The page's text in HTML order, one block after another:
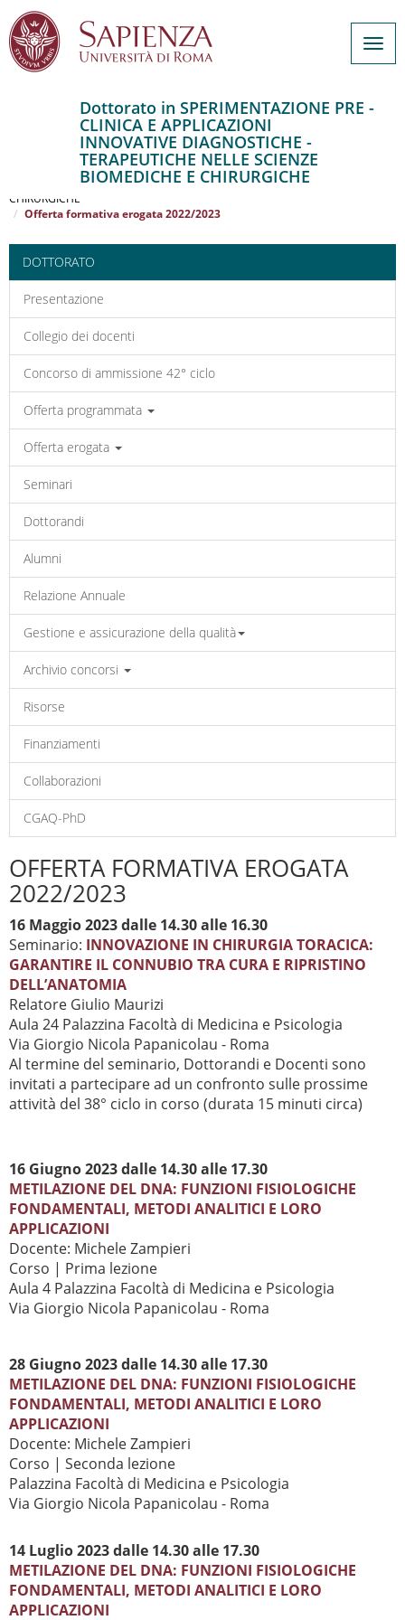
Dottorato in SPERIMENTAZIONE PRE -
CLINICA E APPLICAZIONI
INNOVATIVE DIAGNOSTICHE -
TERAPEUTICHE NELLE SCIENZE
BIOMEDICHE E CHIRURGICHE
SPERIMENTAZIONE PRE - CLINICA E APPLICAZIONI INNOVATIVE
DIAGNOSTICHE - TERAPEUTICHE NELLE SCIENZE BIOMEDICHE E
CHIRURGICHE
Offerta formativa erogata 2022/2023
DOTTORATO
Presentazione
Collegio dei docenti
Concorso di ammissione 42° ciclo
Offerta programmata
Offerta erogata
Seminari
Dottorandi
Alumni
Relazione Annuale
Gestione e assicurazione della qualità
Archivio concorsi
Risorse
Finanziamenti
Collaborazioni
CGAQ-PhD
OFFERTA FORMATIVA EROGATA
2022/2023
16 Maggio 2023 dalle 14.30 alle 16.30
Seminario: INNOVAZIONE IN CHIRURGIA TORACICA:
GARANTIRE IL CONNUBIO TRA CURA E RIPRISTINO
DELL’ANATOMIA
Relatore Giulio Maurizi
Aula 24 Palazzina Facoltà di Medicina e Psicologia
Via Giorgio Nicola Papanicolau - Roma
Al termine del seminario, Dottorandi e Docenti sono
invitati a partecipare ad un confronto sulle prossime
attività del 38° ciclo in corso (durata 15 minuti circa)
16 Giugno 2023 dalle 14.30 alle 17.30
METILAZIONE DEL DNA: FUNZIONI FISIOLOGICHE
FONDAMENTALI, METODI ANALITICI E LORO
APPLICAZIONI
Docente: Michele Zampieri
Corso | Prima lezione
Aula 4 Palazzina Facoltà di Medicina e Psicologia
Via Giorgio Nicola Papanicolau - Roma
28 Giugno 2023 dalle 14.30 alle 17.30
METILAZIONE DEL DNA: FUNZIONI FISIOLOGICHE
FONDAMENTALI, METODI ANALITICI E LORO
APPLICAZIONI
Docente: Michele Zampieri
Corso | Seconda lezione
Palazzina Facoltà di Medicina e Psicologia
Via Giorgio Nicola Papanicolau - Roma
14 Luglio 2023 dalle 14.30 alle 17.30
METILAZIONE DEL DNA: FUNZIONI FISIOLOGICHE
FONDAMENTALI, METODI ANALITICI E LORO
APPLICAZIONI